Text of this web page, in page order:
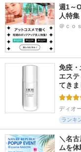
週1～
人特集
＠ｃｏ
免疫
エス
てき
ディオ
ランキ
＼名
ムを